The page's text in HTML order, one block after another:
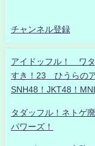
チャンネル登録
アイドッフル！ ワ
すき！23 ひうらの
SNH48！JKT48！
タダッフル！ネトゲ
パワーズ！